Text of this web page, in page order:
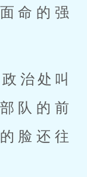
命的强
治处叫
队的前
脸还往